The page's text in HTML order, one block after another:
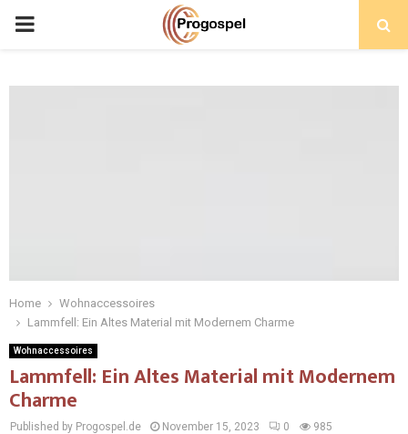
PRIMARY
Home
Wohnaccessoires
Lammfell: Ein Altes Material mit Modernem Charme
Wohnaccessoires
Lammfell: Ein Altes Material mit Modernem
Charme
Published by Progospel.de November 15, 2023 0 985